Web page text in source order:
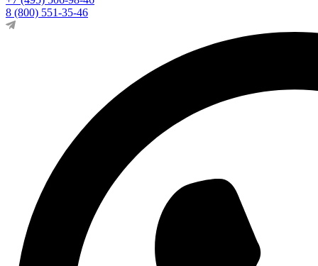
8 (800) 551-35-46